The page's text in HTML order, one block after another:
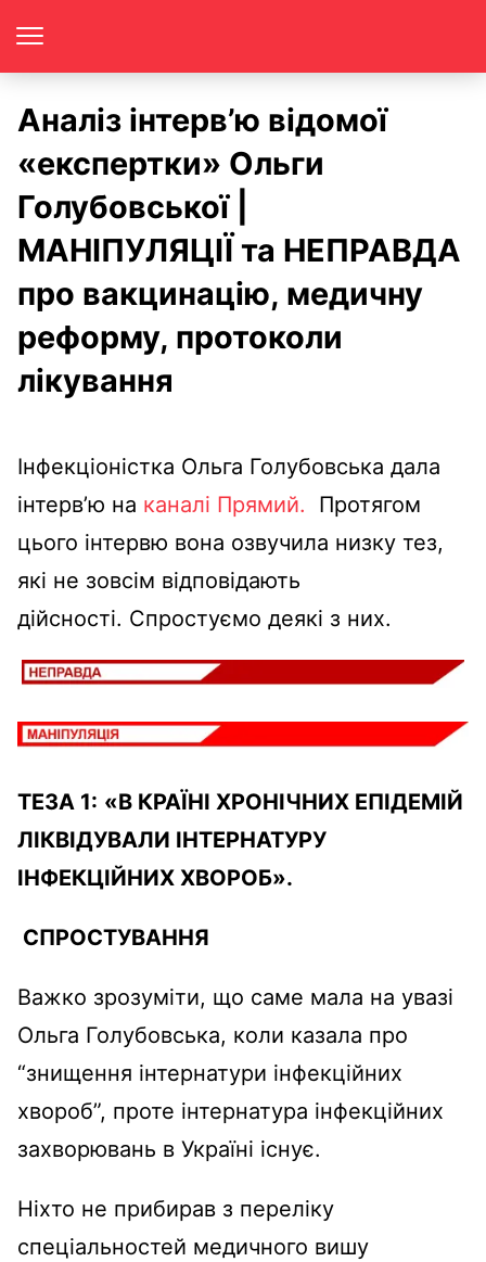
Аналіз інтерв’ю відомої
«експертки» Ольги
Голубовської |
МАНІПУЛЯЦІЇ та НЕПРАВДА
про вакцинацію, медичну
реформу, протоколи
лікування
Інфекціоністка Ольга Голубовська дала
інтерв’ю на каналі Прямий. Протягом
цього інтервю вона озвучила низку тез,
які не зовсім відповідають
дійсності. Спростуємо деякі з них.
ТЕЗА 1: «В КРАЇНІ ХРОНІЧНИХ ЕПІДЕМІЙ
ЛІКВІДУВАЛИ ІНТЕРНАТУРУ
ІНФЕКЦІЙНИХ ХВОРОБ».
СПРОСТУВАННЯ
Важко зрозуміти, що саме мала на увазі
Ольга Голубовська, коли казала про
“знищення інтернатури інфекційних
хвороб”, проте інтернатура інфекційних
захворювань в Україні існує.
Ніхто не прибирав з переліку
спеціальностей медичного вишу